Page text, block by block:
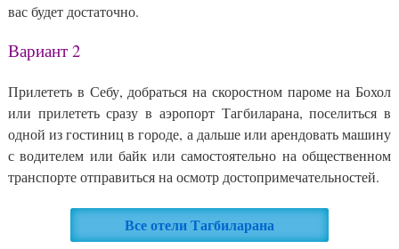
вас будет достаточно.
Вариант 2
Прилететь в Себу, добраться на скоростном пароме на Бохол
или прилететь сразу в аэропорт Тагбиларана, поселиться в
одной из гостиниц в городе, а дальше или арендовать машину
с водителем или байк или самостоятельно на общественном
транспорте отправиться на осмотр достопримечательностей.
Все отели Тагбиларана